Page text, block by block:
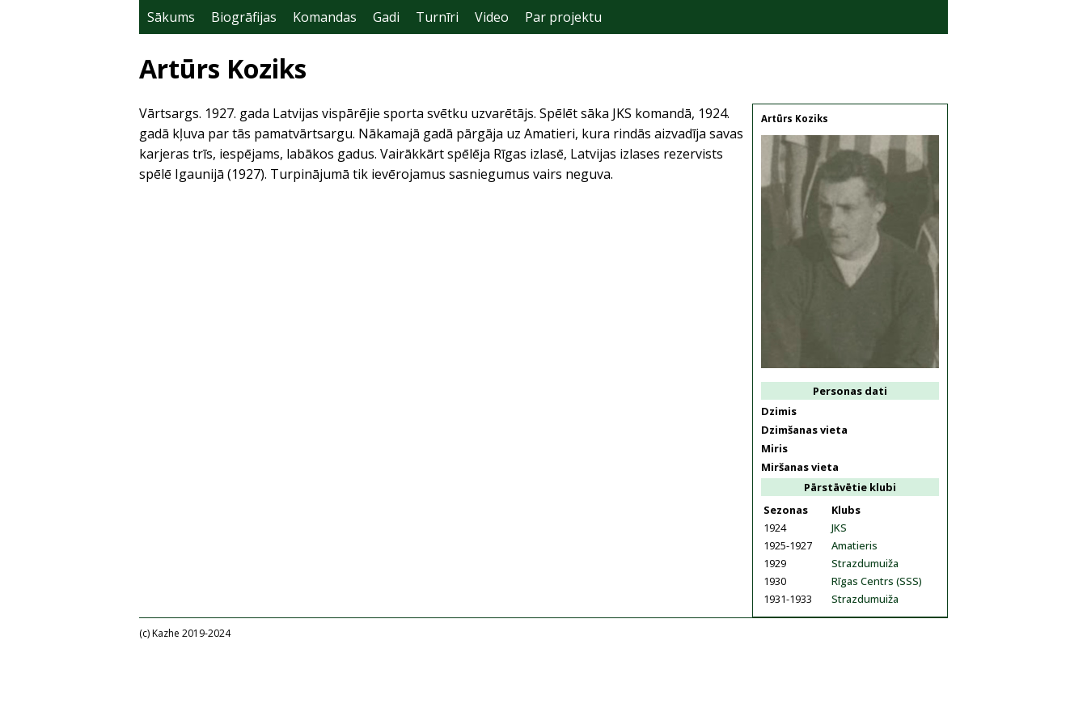
Sākums Biogrāfijas Komandas Gadi Turnīri Video Par projektu
Artūrs Koziks
Artūrs Koziks
Personas dati
Dzimis
Dzimšanas vieta
Miris
Miršanas vieta
Pārstāvētie klubi
Sezonas
Klubs
1924
JKS
1925-1927
Amatieris
1929
Strazdumuiža
1930
Rīgas Centrs (SSS)
1931-1933
Strazdumuiža
Vārtsargs. 1927. gada Latvijas vispārējie sporta svētku uzvarētājs. Spēlēt sāka JKS komandā, 1924.
gadā kļuva par tās pamatvārtsargu. Nākamajā gadā pārgāja uz Amatieri, kura rindās aizvadīja savas
karjeras trīs, iespējams, labākos gadus. Vairākkārt spēlēja Rīgas izlasē, Latvijas izlases rezervists
spēlē Igaunijā (1927). Turpinājumā tik ievērojamus sasniegumus vairs neguva.
(c) Kazhe 2019-2024